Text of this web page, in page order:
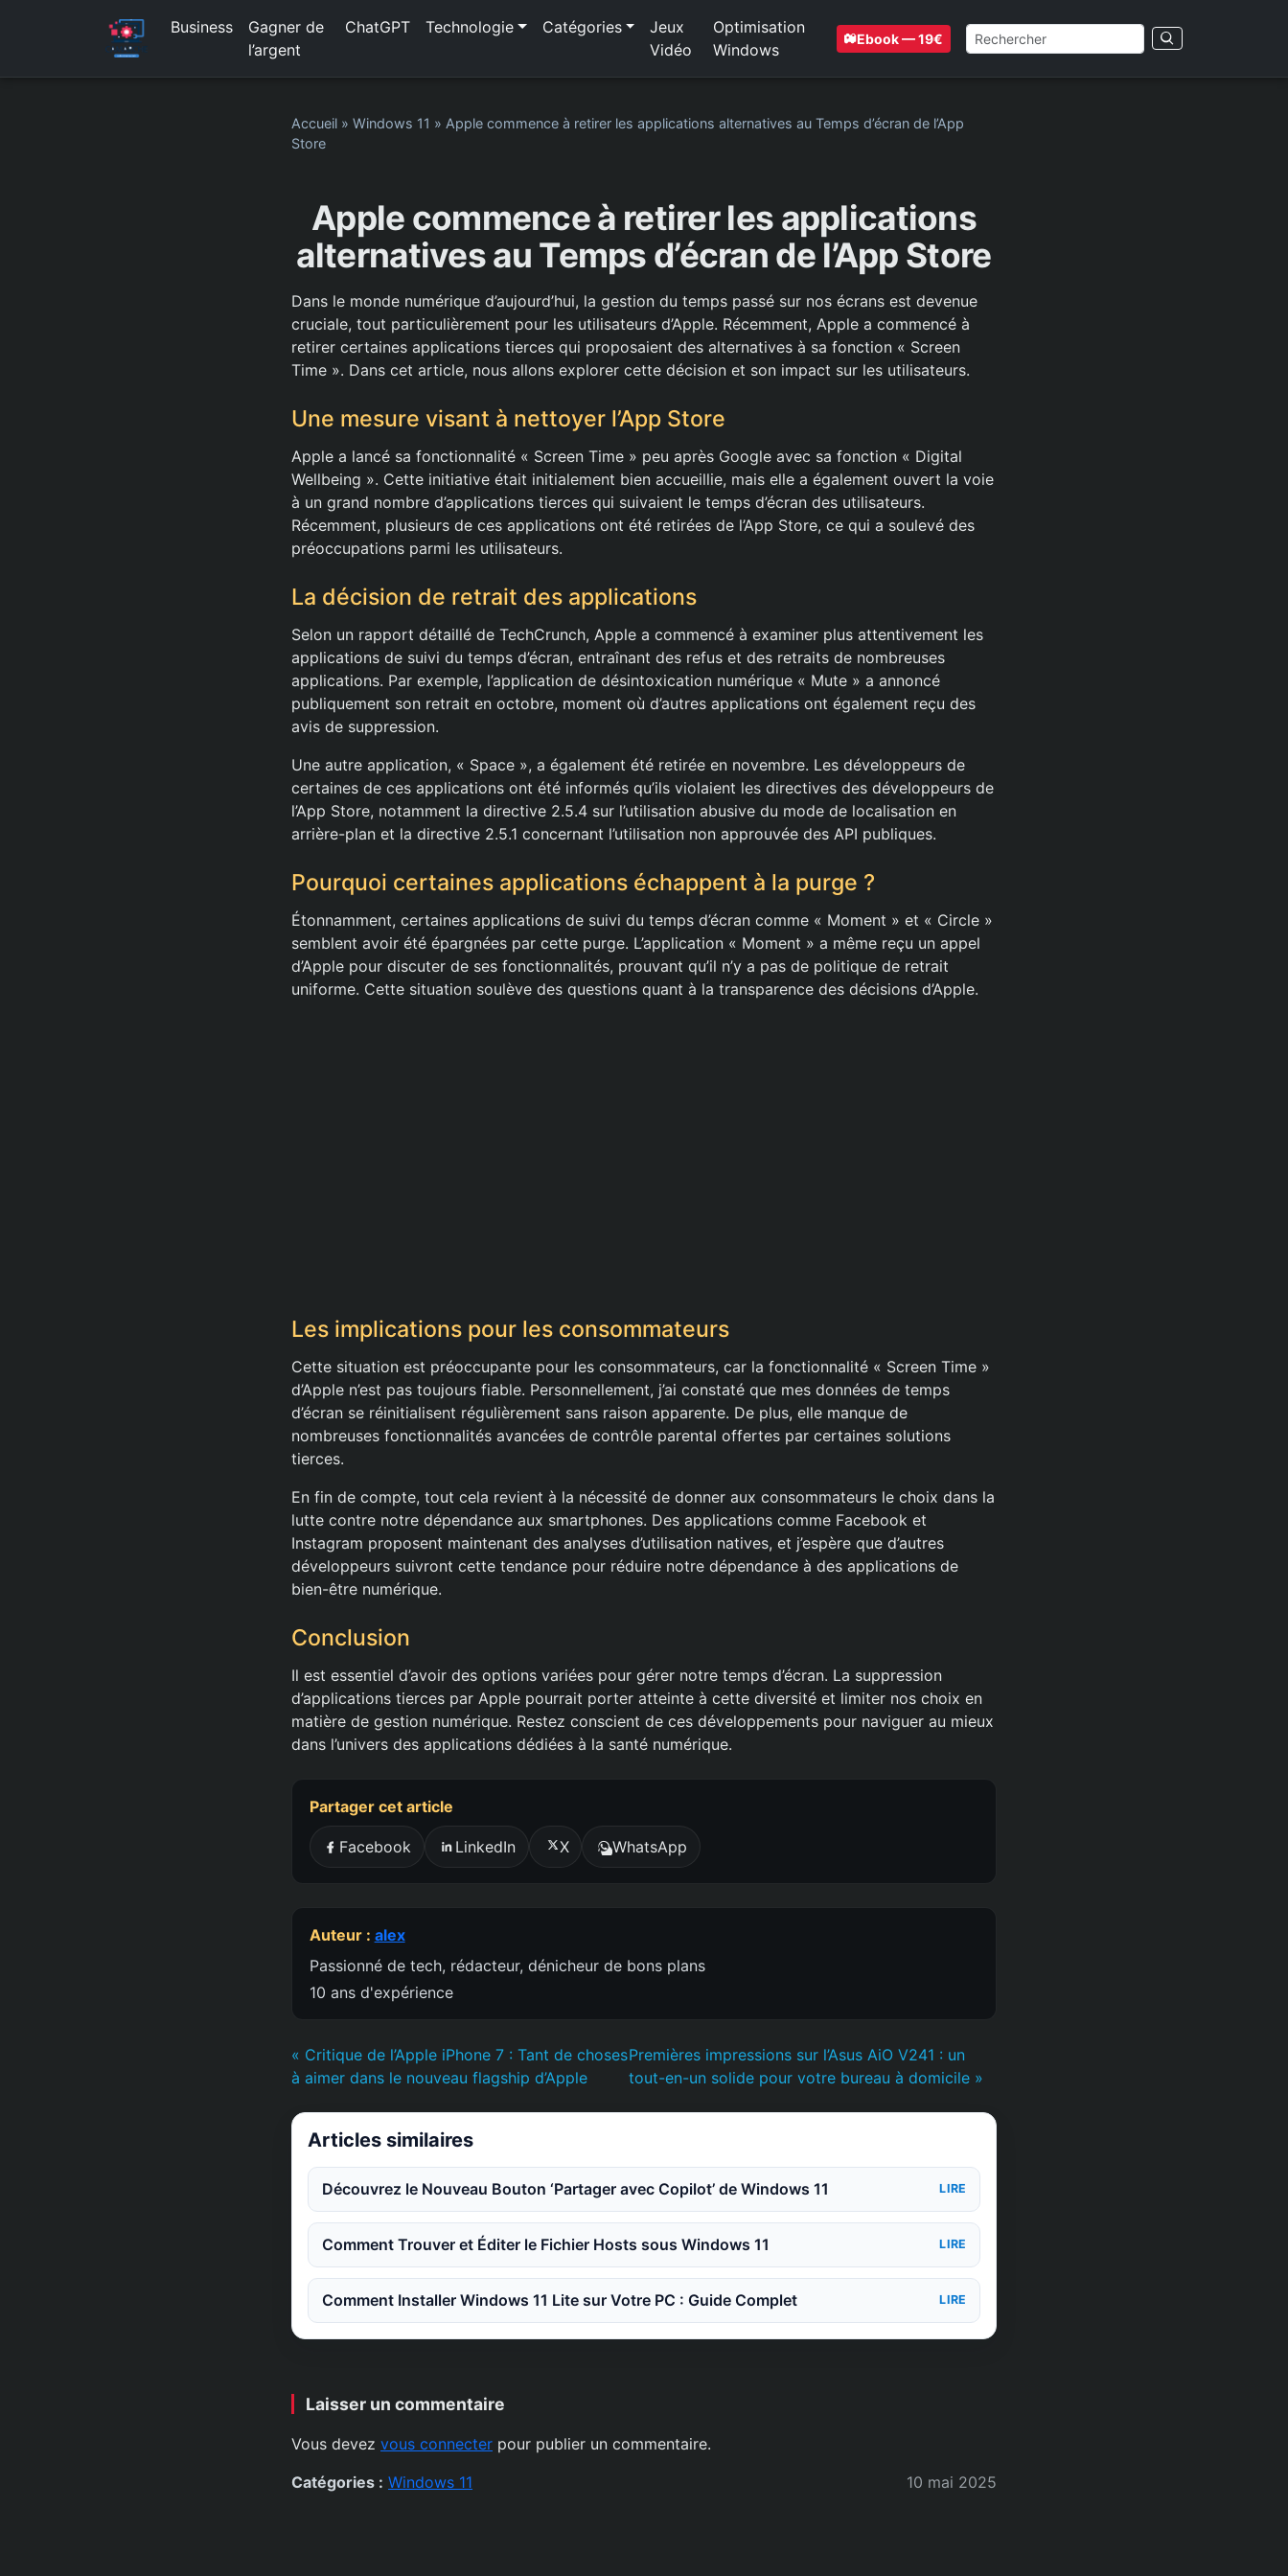
Business
Gagner de
l’argent
ChatGPT Technologie Catégories
Jeux
Vidéo
Optimisation
Windows
Ebook — 19€
Accueil » Windows 11 » Apple commence à retirer les applications alternatives au Temps d’écran de l’App
Store
Apple commence à retirer les applications
alternatives au Temps d’écran de l’App Store
Dans le monde numérique d’aujourd’hui, la gestion du temps passé sur nos écrans est devenue
cruciale, tout particulièrement pour les utilisateurs d’Apple. Récemment, Apple a commencé à
retirer certaines applications tierces qui proposaient des alternatives à sa fonction « Screen
Time ». Dans cet article, nous allons explorer cette décision et son impact sur les utilisateurs.
Une mesure visant à nettoyer l’App Store
Apple a lancé sa fonctionnalité « Screen Time » peu après Google avec sa fonction « Digital
Wellbeing ». Cette initiative était initialement bien accueillie, mais elle a également ouvert la voie
à un grand nombre d’applications tierces qui suivaient le temps d’écran des utilisateurs.
Récemment, plusieurs de ces applications ont été retirées de l’App Store, ce qui a soulevé des
préoccupations parmi les utilisateurs.
La décision de retrait des applications
Selon un rapport détaillé de TechCrunch, Apple a commencé à examiner plus attentivement les
applications de suivi du temps d’écran, entraînant des refus et des retraits de nombreuses
applications. Par exemple, l’application de désintoxication numérique « Mute » a annoncé
publiquement son retrait en octobre, moment où d’autres applications ont également reçu des
avis de suppression.
Une autre application, « Space », a également été retirée en novembre. Les développeurs de
certaines de ces applications ont été informés qu’ils violaient les directives des développeurs de
l’App Store, notamment la directive 2.5.4 sur l’utilisation abusive du mode de localisation en
arrière-plan et la directive 2.5.1 concernant l’utilisation non approuvée des API publiques.
Pourquoi certaines applications échappent à la purge ?
Étonnamment, certaines applications de suivi du temps d’écran comme « Moment » et « Circle »
semblent avoir été épargnées par cette purge. L’application « Moment » a même reçu un appel
d’Apple pour discuter de ses fonctionnalités, prouvant qu’il n’y a pas de politique de retrait
uniforme. Cette situation soulève des questions quant à la transparence des décisions d’Apple.
Les implications pour les consommateurs
Cette situation est préoccupante pour les consommateurs, car la fonctionnalité « Screen Time »
d’Apple n’est pas toujours fiable. Personnellement, j’ai constaté que mes données de temps
d’écran se réinitialisent régulièrement sans raison apparente. De plus, elle manque de
nombreuses fonctionnalités avancées de contrôle parental offertes par certaines solutions
tierces.
En fin de compte, tout cela revient à la nécessité de donner aux consommateurs le choix dans la
lutte contre notre dépendance aux smartphones. Des applications comme Facebook et
Instagram proposent maintenant des analyses d’utilisation natives, et j’espère que d’autres
développeurs suivront cette tendance pour réduire notre dépendance à des applications de
bien-être numérique.
Conclusion
Il est essentiel d’avoir des options variées pour gérer notre temps d’écran. La suppression
d’applications tierces par Apple pourrait porter atteinte à cette diversité et limiter nos choix en
matière de gestion numérique. Restez conscient de ces développements pour naviguer au mieux
dans l’univers des applications dédiées à la santé numérique.
Partager cet article
Facebook LinkedIn X WhatsApp
Auteur : alex
Passionné de tech, rédacteur, dénicheur de bons plans
10 ans d'expérience
« Critique de l’Apple iPhone 7 : Tant de choses
à aimer dans le nouveau flagship d’Apple
Premières impressions sur l’Asus AiO V241 : un
tout-en-un solide pour votre bureau à domicile »
Articles similaires
Découvrez le Nouveau Bouton ‘Partager avec Copilot’ de Windows 11 LIRE
Comment Trouver et Éditer le Fichier Hosts sous Windows 11 LIRE
Comment Installer Windows 11 Lite sur Votre PC : Guide Complet LIRE
Laisser un commentaire
Vous devez vous connecter pour publier un commentaire.
Catégories : Windows 11 10 mai 2025